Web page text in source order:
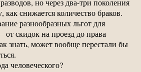
но через два-три поколения
как снижается количество браков.
разнообразных льгот для
скидок на проезд до права
знать, может вообще перестали бы
человеческого?